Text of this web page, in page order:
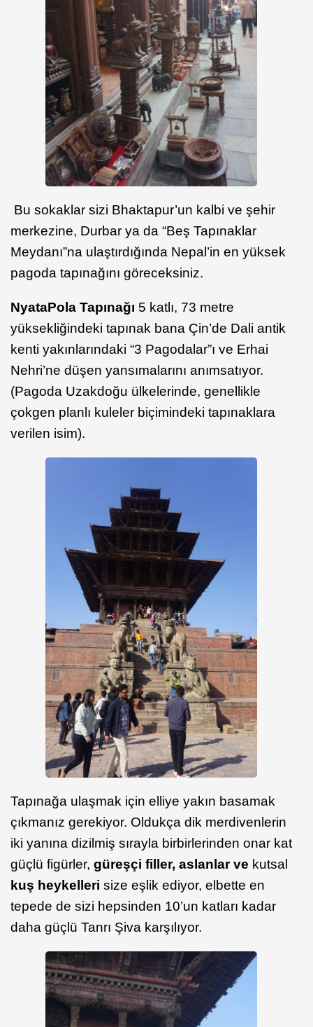
Bu sokaklar sizi Bhaktapur’un kalbi ve şehir
merkezine, Durbar ya da “Beş Tapınaklar
Meydanı”na ulaştırdığında Nepal’in en yüksek
pagoda tapınağını göreceksiniz.
NyataPola Tapınağı 5 katlı, 73 metre
yüksekliğindeki tapınak bana Çin’de Dali antik
kenti yakınlarındaki “3 Pagodalar”ı ve Erhai
Nehri’ne düşen yansımalarını anımsatıyor.
(Pagoda Uzakdoğu ülkelerinde, genellikle
çokgen planlı kuleler biçimindeki tapınaklara
verilen isim).
Tapınağa ulaşmak için elliye yakın basamak
çıkmanız gerekiyor. Oldukça dik merdivenlerin
iki yanına dizilmiş sırayla birbirlerinden onar kat
güçlü figürler, güreşçi filler, aslanlar ve kutsal
kuş heykelleri size eşlik ediyor, elbette en
tepede de sizi hepsinden 10’un katları kadar
daha güçlü Tanrı Şiva karşılıyor.